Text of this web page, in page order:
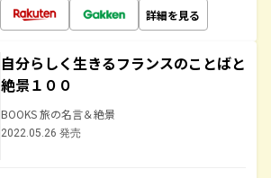
詳細を見る
自分らしく生きるフランスのことばと
絶景１００
BOOKS 旅の名言＆絶景
2022.05.26 発売